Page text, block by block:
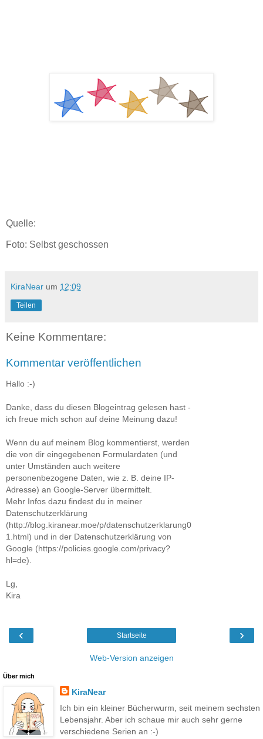
Quelle:
Foto: Selbst geschossen
KiraNear um 12:09
Teilen
Keine Kommentare:
Kommentar veröffentlichen
Hallo :-)
Danke, dass du diesen Blogeintrag gelesen hast -
ich freue mich schon auf deine Meinung dazu!
Wenn du auf meinem Blog kommentierst, werden
die von dir eingegebenen Formulardaten (und
unter Umständen auch weitere
personenbezogene Daten, wie z. B. deine IP-
Adresse) an Google-Server übermittelt.
Mehr Infos dazu findest du in meiner
Datenschutzerklärung
(http://blog.kiranear.moe/p/datenschutzerklarung0
1.html) und in der Datenschutzerklärung von
Google (https://policies.google.com/privacy?
hl=de).
Lg,
Kira
‹ ›
Startseite
Web-Version anzeigen
Über mich
KiraNear
Ich bin ein kleiner Bücherwurm, seit meinem sechsten
Lebensjahr. Aber ich schaue mir auch sehr gerne
verschiedene Serien an :-)